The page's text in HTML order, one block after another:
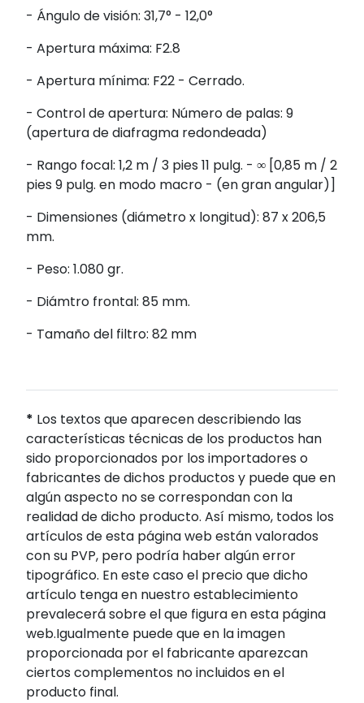
- Ángulo de visión: 31,7° - 12,0°
- Apertura máxima: F2.8
- Apertura mínima: F22 - Cerrado.
- Control de apertura: Número de palas: 9
(apertura de diafragma redondeada)
- Rango focal: 1,2 m / 3 pies 11 pulg. - ∞ [0,85 m / 2
pies 9 pulg. en modo macro - (en gran angular)]
- Dimensiones (diámetro x longitud): 87 x 206,5
mm.
- Peso: 1.080 gr.
- Diámtro frontal: 85 mm.
- Tamaño del filtro: 82 mm
* Los textos que aparecen describiendo las
características técnicas de los productos han
sido proporcionados por los importadores o
fabricantes de dichos productos y puede que en
algún aspecto no se correspondan con la
realidad de dicho producto. Así mismo, todos los
artículos de esta página web están valorados
con su PVP, pero podría haber algún error
tipográfico. En este caso el precio que dicho
artículo tenga en nuestro establecimiento
prevalecerá sobre el que figura en esta página
web.Igualmente puede que en la imagen
proporcionada por el fabricante aparezcan
ciertos complementos no incluidos en el
producto final.